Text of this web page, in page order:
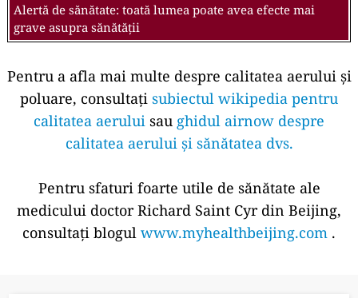
Alertă de sănătate: toată lumea poate avea efecte mai
grave asupra sănătății
Pentru a afla mai multe despre calitatea aerului și
poluare, consultați subiectul wikipedia pentru
calitatea aerului sau ghidul airnow despre
calitatea aerului și sănătatea dvs.
Pentru sfaturi foarte utile de sănătate ale
medicului doctor Richard Saint Cyr din Beijing,
consultați blogul www.myhealthbeijing.com .